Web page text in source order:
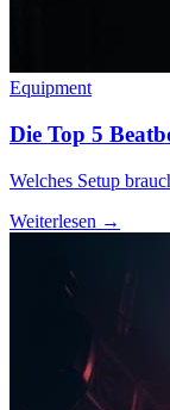
Equipment
Die Top 5
Welches Setup
Weiterlesen →